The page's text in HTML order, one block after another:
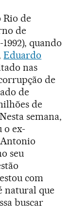
Rio de
de
quando
Eduardo
nas
de
de
de
semana,
o ex-
seu
com
natural que
buscar